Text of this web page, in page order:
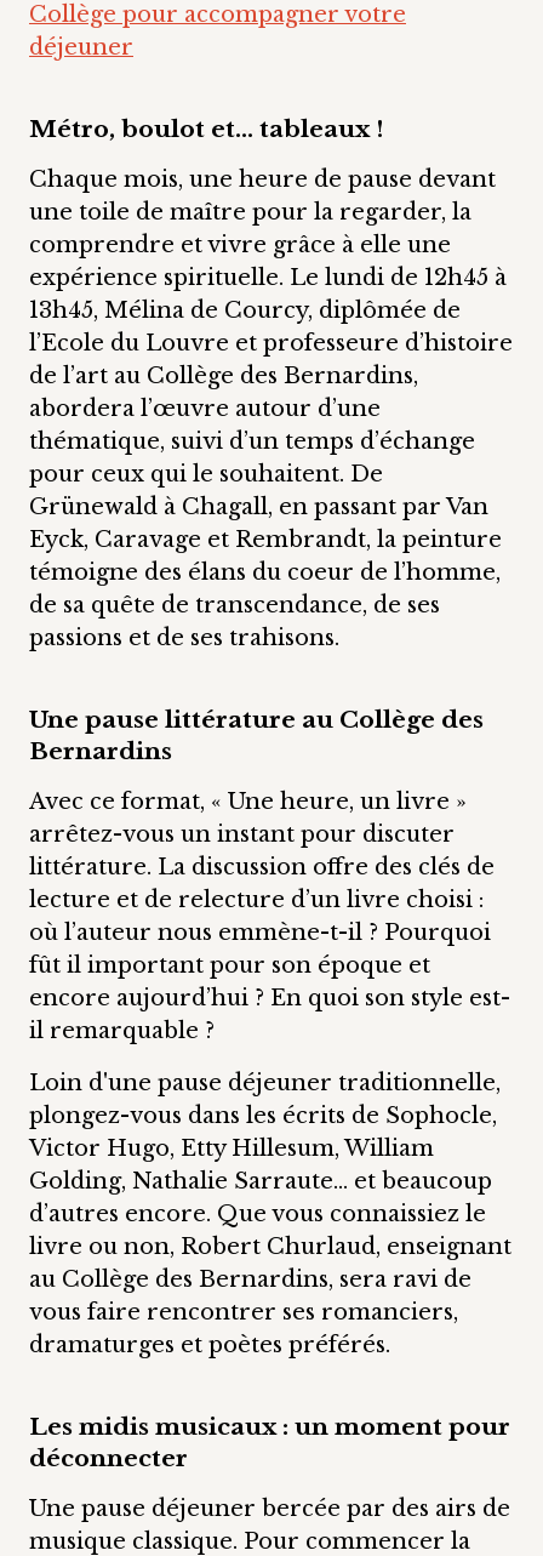
Collège pour accompagner votre
déjeuner
Métro, boulot et... tableaux !
Chaque mois, une heure de pause devant
une toile de maître pour la regarder, la
comprendre et vivre grâce à elle une
expérience spirituelle. Le lundi de 12h45 à
13h45, Mélina de Courcy, diplômée de
l’Ecole du Louvre et professeure d’histoire
de l’art au Collège des Bernardins,
abordera l’œuvre autour d’une
thématique, suivi d’un temps d’échange
pour ceux qui le souhaitent. De
Grünewald à Chagall, en passant par Van
Eyck, Caravage et Rembrandt, la peinture
témoigne des élans du coeur de l’homme,
de sa quête de transcendance, de ses
passions et de ses trahisons.
Une pause littérature au Collège des
Bernardins
Avec ce format, « Une heure, un livre »
arrêtez-vous un instant pour discuter
littérature. La discussion offre des clés de
lecture et de relecture d’un livre choisi :
où l’auteur nous emmène-t-il ? Pourquoi
fût il important pour son époque et
encore aujourd’hui ? En quoi son style est-
il remarquable ?
Loin d'une pause déjeuner traditionnelle,
plongez-vous dans les écrits de Sophocle,
Victor Hugo, Etty Hillesum, William
Golding, Nathalie Sarraute… et beaucoup
d’autres encore. Que vous connaissiez le
livre ou non, Robert Churlaud, enseignant
au Collège des Bernardins, sera ravi de
vous faire rencontrer ses romanciers,
dramaturges et poètes préférés.
Les midis musicaux : un moment pour
déconnecter
Une pause déjeuner bercée par des airs de
musique classique. Pour commencer la